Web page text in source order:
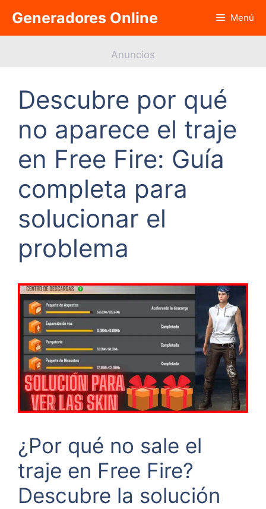
contenido
Generadores Online Menú
Anuncios
Descubre por qué
no aparece el traje
en Free Fire: Guía
completa para
solucionar el
problema
¿Por qué no sale el
traje en Free Fire?
Descubre la solución